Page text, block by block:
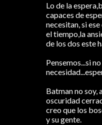
Lo de la
capaces de
necesitan, si
el tiempo,la
de los dos este
Pensemos...si
Batman no soy,
oscuridad
creo que los
y su gente.